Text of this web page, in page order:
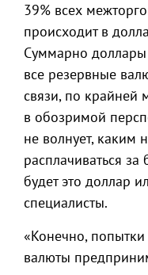
39% всех
происходит в
Суммарно доллары
все резервные
связи, по крайней
в обозримой
не волнует,
расплачиваться
будет это доллар
специалисты.
«Конечно,
валюты